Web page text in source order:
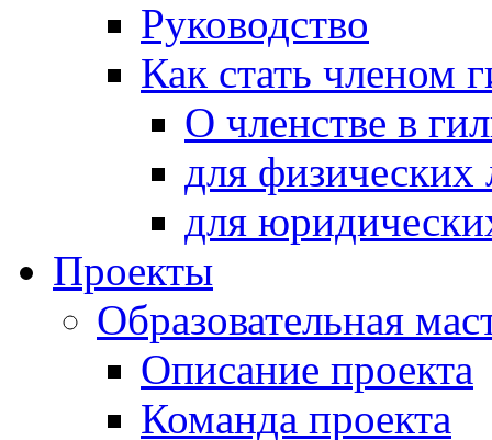
Руководство
Как стать членом
О членстве в
для физических
для
Проекты
Образовательная
Описание проекта
Команда проекта